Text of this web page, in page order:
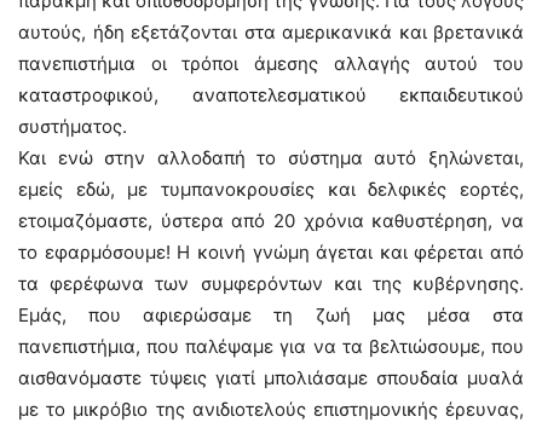
αυτούς, ήδη εξετάζονται στα αμερικανικά και βρετανικά
πανεπιστήμια οι τρόποι άμεσης αλλαγής αυτού του
καταστροφικού, αναποτελεσματικού εκπαιδευτικού
συστήματος.
Και ενώ στην αλλοδαπή το σύστημα αυτό ξηλώνεται,
εμείς εδώ, με τυμπανοκρουσίες και δελφικές εορτές,
ετοιμαζόμαστε, ύστερα από 20 χρόνια καθυστέρηση, να
το εφαρμόσουμε! Η κοινή γνώμη άγεται και φέρεται από
τα φερέφωνα των συμφερόντων και της κυβέρνησης.
Εμάς, που αφιερώσαμε τη ζωή μας μέσα στα
πανεπιστήμια, που παλέψαμε για να τα βελτιώσουμε, που
αισθανόμαστε τύψεις γιατί μπολιάσαμε σπουδαία μυαλά
με το μικρόβιο της ανιδιοτελούς επιστημονικής έρευνας,